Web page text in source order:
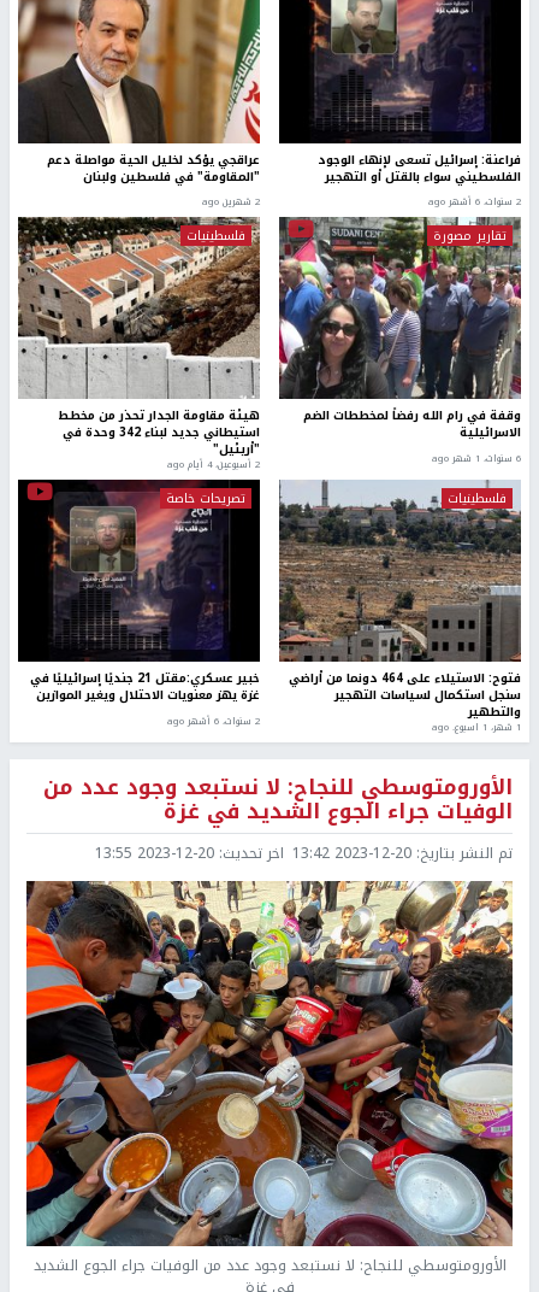
فراعنة: إسرائيل تسعى لإنهاء الوجود
الفلسطيني سواء بالقتل أو التهجير
2 سنوات، 6 أشهر ago
عراقجي يؤكد لخليل الحية مواصلة دعم
"المقاومة" في فلسطين ولبنان
2 شهرين ago
تقارير مصورة
وقفة في رام الله رفضاً لمخططات الضم
الاسرائيلية
6 سنوات، 1 شهر ago
فلسطينيات
هيئة مقاومة الجدار تحذر من مخطط
استيطاني جديد لبناء 342 وحدة في
"أريئيل"
2 أسبوعين، 4 أيام ago
فلسطينيات
فتوح: الاستيلاء على 464 دونما من أراضي
سنجل استكمال لسياسات التهجير
والتطهير
1 شهر، 1 اسبوع. ago
تصريحات خاصة
خبير عسكري:مقتل 21 جنديًا إسرائيليًا في
غزة يهز معنويات الاحتلال ويغير الموازين
2 سنوات، 6 أشهر ago
الأورومتوسطي للنجاح: لا نستبعد وجود عدد من
الوفيات جراء الجوع الشديد في غزة
تم النشر بتاريخ: 2023-12-20 13:42 اخر تحديث: 2023-12-20 13:55
الأورومتوسطي للنجاح: لا نستبعد وجود عدد من الوفيات جراء الجوع الشديد